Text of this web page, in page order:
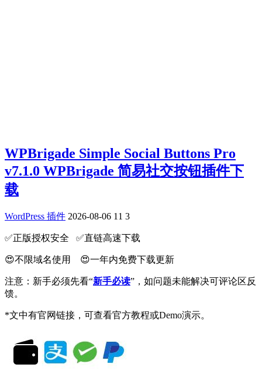
WPBrigade Simple Social Buttons Pro
v7.1.0 WPBrigade 简易社交按钮插件下
载
WordPress 插件 2026-08-06 11 3
✅️正版授权安全 ✅️直链高速下载
😍不限域名使用 😍一年内免费下载更新
注意：新手必须先看“新手必读”，如问题未能解决可评论区反
馈。
*文中有官网链接，可查看官方教程或Demo演示。